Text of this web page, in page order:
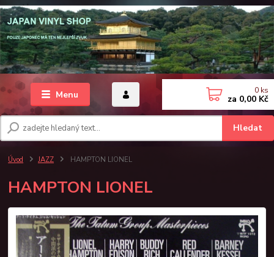
Menu
Hledat
0 ks
za 0,00 Kč
Úvod JAZZ HAMPTON LIONEL
HAMPTON LIONEL